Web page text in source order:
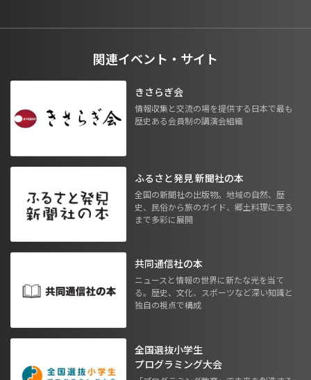
関連イベント・サイト
きさらぎ会
情報収集と交流の場を提供する日本で最も
歴史ある会員制の講演会組織
ふるさと発見 新聞社の本
全国の新聞社の出版物。地域の自然、歴
史、民俗から旅のガイド、郷土料理に至る
まで多彩に展開
共同通信社の本
ニュースと情報の世界に新たな光を当て
る。歴史、文化、スポーツなど深い知識と
独自の視点で構成
全国選抜小学生
プログラミング大会